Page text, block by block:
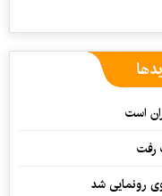
است
رفت
رونمایی شد